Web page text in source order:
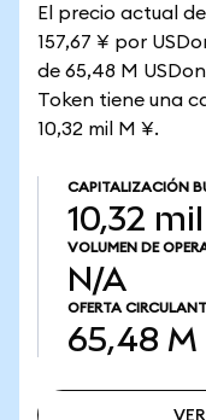
El precio actual
157,67 ¥ por
de 65,48 M
Token tiene una
10,32 mil M ¥.
CAPITALIZACIÓN
10,32
VOLUMEN DE
N/A
OFERTA
65,48 M